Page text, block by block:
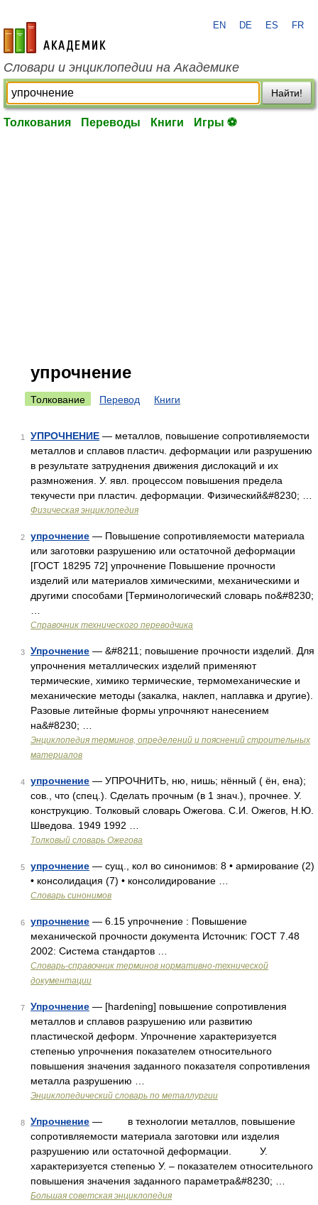
academic.ru
EN DE ES FR
Словари и энциклопедии на Академике
Найти!
Толкования Переводы Книги Игры ⚽
упрочнение
Толкование Перевод Книги
1 УПРОЧНЕНИЕ — металлов, повышение сопротивляемости
металлов и сплавов пластич. деформации или разрушению
в результате затруднения движения дислокаций и их
размножения. У. явл. процессом повышения предела
текучести при пластич. деформации. Физический&#8230; …
Физическая энциклопедия
2 упрочнение — Повышение сопротивляемости материала
или заготовки разрушению или остаточной деформации
[ГОСТ 18295 72] упрочнение Повышение прочности
изделий или материалов химическими, механическими и
другими способами [Терминологический словарь по&#8230;
Справочник технического переводчика
3 Упрочнение — &#8211; повышение прочности изделий. Для
упрочнения металлических изделий применяют
термические, химико термические, термомеханические и
механические методы (закалка, наклеп, наплавка и другие).
Разовые литейные формы упрочняют нанесением
на&#8230; …
Энциклопедия терминов, определений и пояснений строительных
материалов
4 упрочнение — УПРОЧНИТЬ, ню, нишь; нённый ( ён, ена);
сов., что (спец.). Сделать прочным (в 1 знач.), прочнее. У.
конструкцию. Толковый словарь Ожегова. С.И. Ожегов, Н.Ю.
Шведова. 1949 1992 …
Толковый словарь Ожегова
5 упрочнение — сущ., кол во синонимов: 8 • армирование (2)
• консолидация (7) • консолидирование …
Словарь синонимов
6 упрочнение — 6.15 упрочнение : Повышение
механической прочности документа Источник: ГОСТ 7.48
2002: Система стандартов …
Словарь-справочник терминов нормативно-технической
документации
7 Упрочнение — [hardening] повышение сопротивления
металлов и сплавов разрушению или развитию
пластической деформ. Упрочнение характеризуется
степенью упрочнения показателем относительного
повышения значения заданного показателя сопротивления
металла разрушению …
Энциклопедический словарь по металлургии
8 Упрочнение — в технологии металлов, повышение
сопротивляемости материала заготовки или изделия
разрушению или остаточной деформации. У.
характеризуется степенью У. – показателем относительного
повышения значения заданного параметра&#8230; …
Большая советская энциклопедия